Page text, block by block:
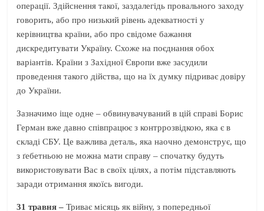
операції. Здійснення такої, заздалегідь провального заходу
говорить, або про низький рівень адекватності у
керівництва країни, або про свідоме бажання
дискредитувати Україну. Схоже на поєднання обох
варіантів. Країни з Західної Європи вже засудили
проведення такого дійства, що на їх думку підриває довіру
до України.
Зазначимо іще одне – обвинувачуваний в цій справі Борис
Герман вже давно співпрацює з контррозвідкою, яка є в
складі СБУ. Це важлива деталь, яка наочно демонструє, що
з ґебетньою не можна мати справу – спочатку будуть
використовувати Вас в своїх цілях, а потім підставляють
заради отримання якоїсь вигоди.
31 травня – Триває місяць як війну, з попередньої